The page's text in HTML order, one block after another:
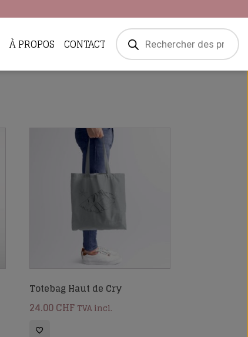
À PROPOS CONTACT Recherche
de
produits
Totebag Haut de Cry
24.00CHF TVA incl.